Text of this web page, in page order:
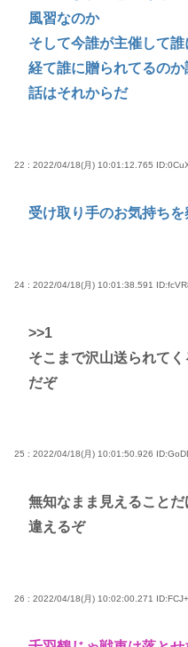
風習なのか
そして今誰が主催して
経て誰に贈られてるのか
話はそれからだ
22 : 2022/04/18(月) 10:01:12.765
受け取り手のお気持ち
24 : 2022/04/18(月) 10:01:38.591
>>1
そこまで沢山送られて
だぞ
25 : 2022/04/18(月) 10:01:50.926
無知なまま見えること
違えるぞ
26 : 2022/04/18(月) 10:02:00.271